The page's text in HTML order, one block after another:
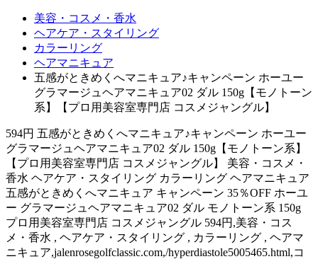
美容・コスメ・香水
ヘアケア・スタイリング
カラーリング
ヘアマニキュア
五感がときめくへマニキュア♪キャンペーン ホーユー
グラマージュヘアマニキュア02 ダル 150g【モノトーン
系】【プロ用美容室専門店 コスメジャングル】
594円 五感がときめくへマニキュア♪キャンペーン ホーユー
グラマージュヘアマニキュア02 ダル 150g【モノトーン系】
【プロ用美容室専門店 コスメジャングル】 美容・コスメ・
香水 ヘアケア・スタイリング カラーリング ヘアマニキュア
五感がときめくへマニキュア キャンペーン 35％OFF ホーユ
ー グラマージュヘアマニキュア02 ダル モノトーン系 150g
プロ用美容室専門店 コスメジャングル 594円,美容・コス
メ・香水 , ヘアケア・スタイリング , カラーリング , ヘアマ
ニキュア,jalenrosegolfclassic.com,/hyperdiastole5005465.html,コ